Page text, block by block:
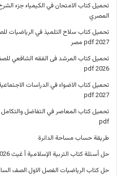
المصري
تحميل كتاب سلاح التلميذ في الرياضيات
2027 pdf مصر
تحميل كتاب المرشد فى الفقه الشافعي للصف
2026 pdf
تحميل كتاب الاضواء في الدراسات
2027 pdf
pdf
طريقة حساب مساحة الدائرة
حل أسئلة كتاب التربية الإسلامية أ غيث 2026 بكالوريا المنهاج السوري
حل كتاب الرياضيات الفصل الاول الصف